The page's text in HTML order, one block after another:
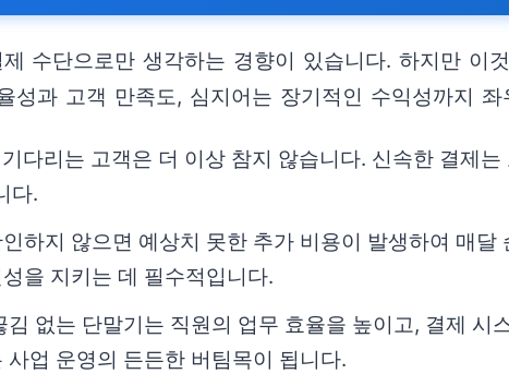
수단으로만 생각하는 경향이 있습니다. 하지만 이
성과 고객 만족도, 심지어는 장기적인 수익성까지
다리는 고객은 더 이상 참지 않습니다. 신속한 결제
다.
하지 않으면 예상치 못한 추가 비용이 발생하여 매
을 지키는 데 필수적입니다.
김 없는 단말기는 직원의 업무 효율을 높이고, 결제 시
사업 운영의 든든한 버팀목이 됩니다.